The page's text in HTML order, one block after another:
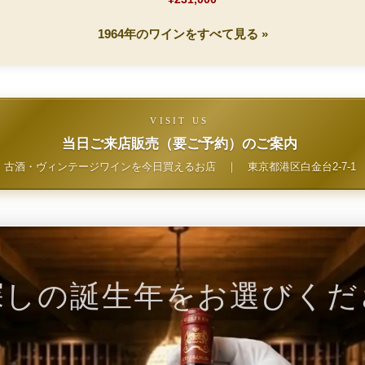
1964年のワインをすべて見る »
VISIT US
当日ご来店販売（要ご予約）のご案内
古酒・ヴィンテージワインを今日買えるお店｜ 東京都港区白金台2-7-1
の誕生年をお選びく